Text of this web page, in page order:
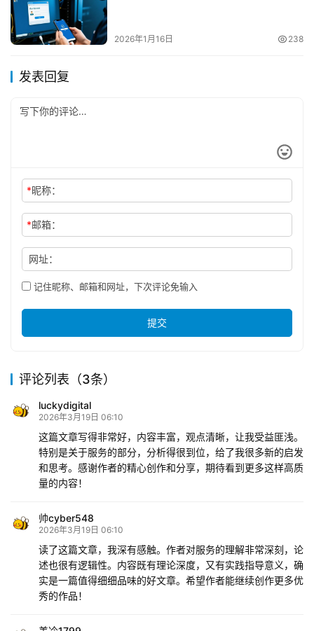
2026年1月16日 238
发表回复
*昵称：
*邮箱：
网址：
记住昵称、邮箱和网址，下次评论免输入
提交
评论列表（3条）
luckydigital
2026年3月19日 06:10
这篇文章写得非常好，内容丰富，观点清晰，让我受益匪浅。
特别是关于服务的部分，分析得很到位，给了我很多新的启发
和思考。感谢作者的精心创作和分享，期待看到更多这样高质
量的内容！
帅cyber548
2026年3月19日 06:10
读了这篇文章，我深有感触。作者对服务的理解非常深刻，论
述也很有逻辑性。内容既有理论深度，又有实践指导意义，确
实是一篇值得细细品味的好文章。希望作者能继续创作更多优
秀的作品！